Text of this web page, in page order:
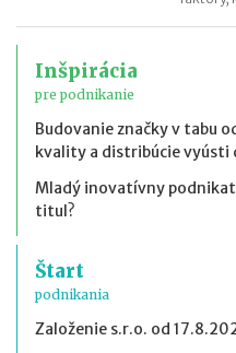
Inšpirácia
pre podnikanie
Budovanie značky v tabu
kvality a distribúcie vyústi
Mladý inovatívny
titul?
Štart
podnikania
Založenie s.r.o. od